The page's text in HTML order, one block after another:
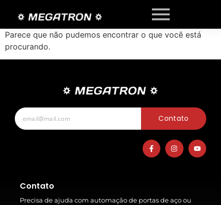
Parece que não pudemos encontrar o que você está
procurando.
Contato
Contato
Precisa de ajuda com automação de portas de aço ou